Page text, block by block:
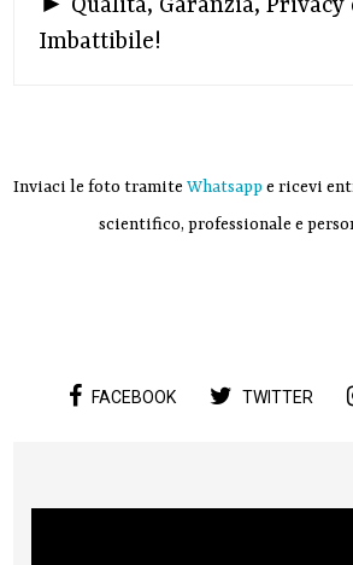
► Qualità, Garanzia, Privacy
Imbattibile!
Inviaci le foto tramite Whatsapp e ricevi
scientifico, professionale e
FACEBOOK TWITTER